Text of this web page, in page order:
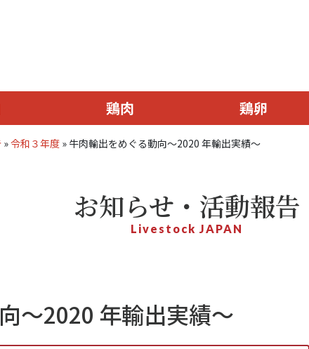
鶏肉 鶏卵
»令和３年度 » 牛肉輸出をめぐる動向～2020 年輸出実績～
お知らせ・活動報告
Livestock JAPAN
～2020 年輸出実績～